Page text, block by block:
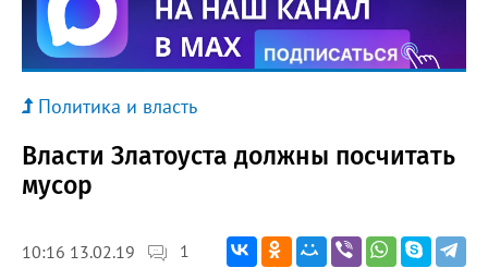
Политика и власть
Власти Златоуста должны посчитать
мусор
10:16 13.02.19 1